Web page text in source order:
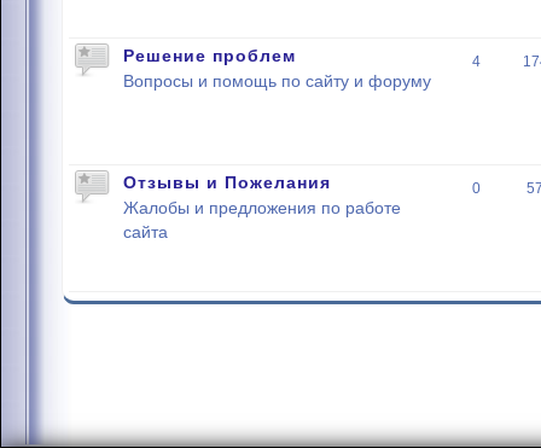
Решение проблем
Вопросы и помощь по сайту и форуму
4
Отзывы и Пожелания
Жалобы и предложения по работе
сайта
0